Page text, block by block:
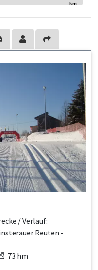
km
/ Verlauf:
Reuten -
73 hm